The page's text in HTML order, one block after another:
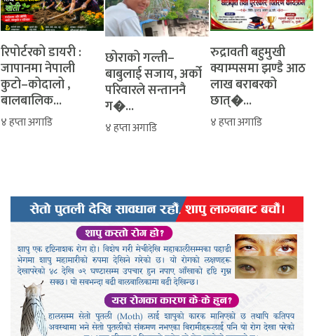
रिपोर्टरको डायरी :
जापानमा नेपाली
कुटो–कोदालो ,
बालबालिक...
४ हप्ता अगाडि
‎​छोराको गल्ती–
बाबुलाई सजाय, अर्को
परिवारले सन्ताननै
ग�...
४ हप्ता अगाडि
रुद्रावती बहुमुखी
क्याम्पसमा झण्डै आठ
लाख बराबरको
छात्�...
४ हप्ता अगाडि